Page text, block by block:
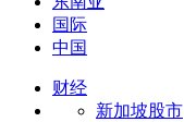
国际
中国
财经
新加坡股市